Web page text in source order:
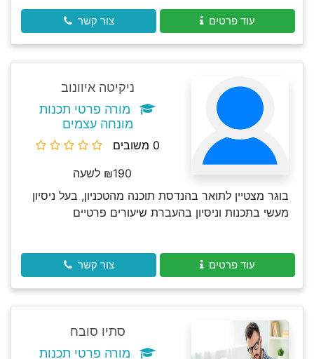
עוד פרטים צור קשר
ניקיטה איוונוב
מורה פרטי תכנות
מונחה עצמים
0 משובים
₪190 לשעה
בוגר מצטיין לתואר בהנדסת תוכנה מהטכניון, בעל ניסיון
מעשי בתכנות וניסיון בהעברת שיעורים פרטיים
עוד פרטים צור קשר
סתיו סובח
מורה פרטי תכנות